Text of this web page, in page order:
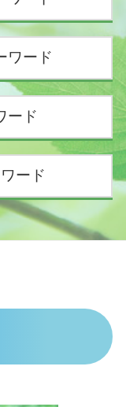
ワード
ード
ード